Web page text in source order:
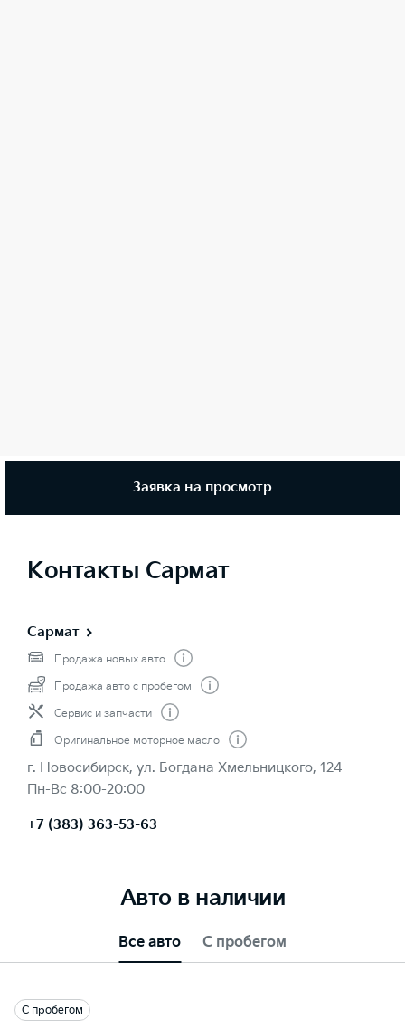
Заявка на просмотр
Контакты Сармат
Сармат
Продажа новых авто
Продажа авто с пробегом
Сервис и запчасти
Оригинальное моторное масло
г. Новосибирск, ул. Богдана Хмельницкого, 124
Пн-Вс 8:00-20:00
+7 (383) 363-53-63
Авто в наличии
Все авто С пробегом
С пробегом